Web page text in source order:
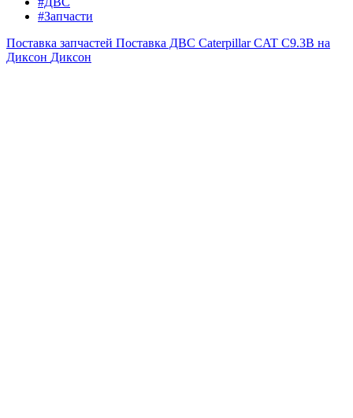
#Запчасти
Поставка запчастей Поставка ДВС Caterpillar CAT C9.3B на
Диксон Диксон